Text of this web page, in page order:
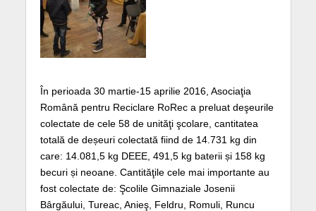
În perioada 30 martie-15 aprilie 2016, Asociaţia
Română pentru Reciclare RoRec a preluat deşeurile
colectate de cele 58 de unităţi şcolare, cantitatea
totală de deșeuri colectată fiind de 14.731 kg din
care: 14.081,5 kg DEEE, 491,5 kg baterii și 158 kg
becuri și neoane. Cantităţile cele mai importante au
fost colectate de: Şcolile Gimnaziale Josenii
Bârgăului, Tureac, Anieş, Feldru, Romuli, Runcu